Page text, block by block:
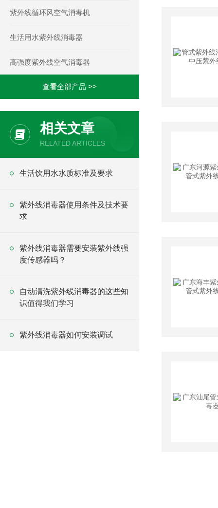
紫外线循环风空气消毒机
生活用水紫外线消毒器
高强度紫外线空气消毒器
查看全部产品 >>
相关文章
RELATED ARTICLES
生活饮用水水质标准及要求
紫外线消毒器使用条件及技术要
求
紫外线消毒器需要安装紫外线强
度传感器吗？
自动清洗紫外线消毒器的这些知
识值得我们学习
紫外线消毒器如何安装调试